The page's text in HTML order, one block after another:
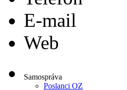
E-mail
Web
Samospráva
Poslanci OZ